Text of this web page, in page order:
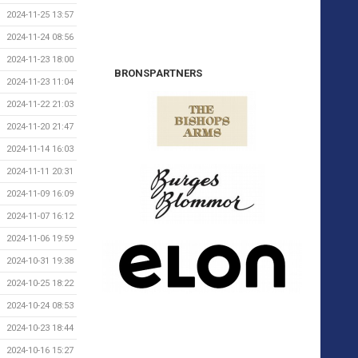
2024-11-25 13:57
2024-11-24 08:56
2024-11-23 18:00
2024-11-23 11:04
2024-11-22 21:03
2024-11-20 21:47
2024-11-14 16:03
2024-11-11 20:31
2024-11-09 16:09
2024-11-07 16:12
2024-11-06 19:59
2024-10-31 19:38
2024-10-25 18:22
2024-10-24 08:53
2024-10-23 18:44
2024-10-16 15:27
BRONSPARTNERS